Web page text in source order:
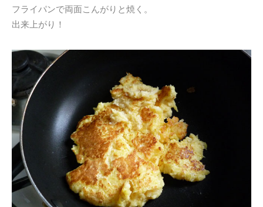
フライパンで両面こんがりと焼く。
出来上がり！